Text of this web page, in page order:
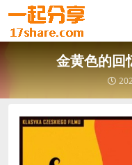
金黄色的